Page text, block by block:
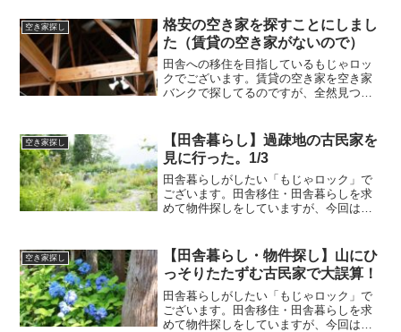
空き家探し
格安の空き家を探すことにしまし
た（賃貸の空き家がないので）
田舎への移住を目指しているもじゃロッ
クでございます。賃貸の空き家を空き家
バンクで探してるのですが、全然見つか
貸の空き家賃貸の空き家ってほとんどな
い空き家バンクで田舎の空...
空き家探し
【田舎暮らし】過疎地の古民家を
見に行った。1/3
田舎暮らしがしたい「もじゃロック」で
ございます。田舎移住・田舎暮らしを求
めて物件探しをしていますが、今回は山
で、3回に分けてブログを書きます。3回
のうちの1回目です。 続...
空き家探し
【田舎暮らし・物件探し】山にひ
っそりたたずむ古民家で大誤算！
田舎暮らしがしたい「もじゃロック」で
ございます。田舎移住・田舎暮らしを求
めて物件探しをしていますが、今回は山